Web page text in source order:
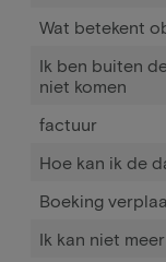
Wat betekent
Ik ben buiten
niet komen
factuur
Hoe kan ik de
Boeking
Ik kan niet